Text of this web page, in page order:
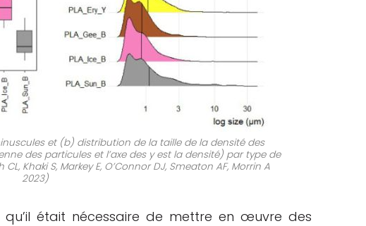
et (b) distribution de la taille de la densité des
des particules et l’axe des y est la densité) par type de
Khaki S, Markey E, O’Connor DJ, Smeaton AF, Morrin A
2023)
était nécessaire de mettre en œuvre des